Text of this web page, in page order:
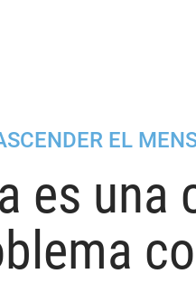
EL
es